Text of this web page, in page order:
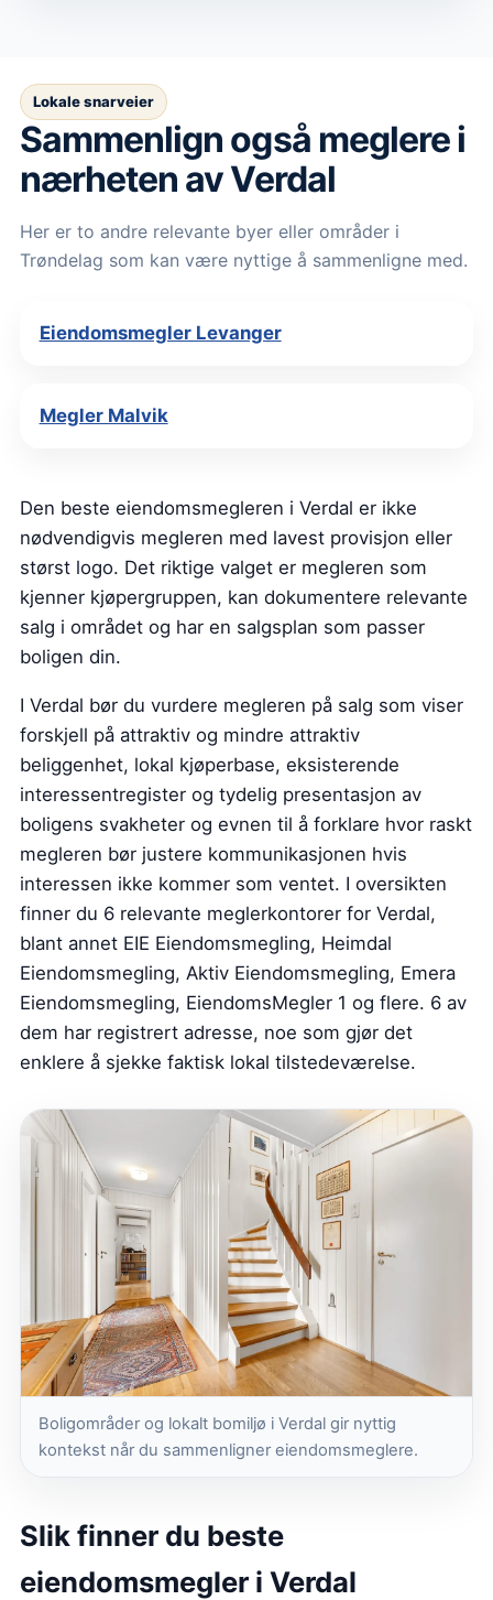
Lokale snarveier
Sammenlign også meglere i
nærheten av Verdal
Her er to andre relevante byer eller områder i
Trøndelag som kan være nyttige å sammenligne med.
Eiendomsmegler Levanger
Megler Malvik
Den beste eiendomsmegleren i Verdal er ikke
nødvendigvis megleren med lavest provisjon eller
størst logo. Det riktige valget er megleren som
kjenner kjøpergruppen, kan dokumentere relevante
salg i området og har en salgsplan som passer
boligen din.
I Verdal bør du vurdere megleren på salg som viser
forskjell på attraktiv og mindre attraktiv
beliggenhet, lokal kjøperbase, eksisterende
interessentregister og tydelig presentasjon av
boligens svakheter og evnen til å forklare hvor raskt
megleren bør justere kommunikasjonen hvis
interessen ikke kommer som ventet. I oversikten
finner du 6 relevante meglerkontorer for Verdal,
blant annet EIE Eiendomsmegling, Heimdal
Eiendomsmegling, Aktiv Eiendomsmegling, Emera
Eiendomsmegling, EiendomsMegler 1 og flere. 6 av
dem har registrert adresse, noe som gjør det
enklere å sjekke faktisk lokal tilstedeværelse.
Boligområder og lokalt bomiljø i Verdal gir nyttig
kontekst når du sammenligner eiendomsmeglere.
Slik finner du beste
eiendomsmegler i Verdal